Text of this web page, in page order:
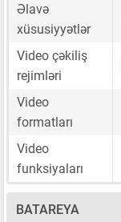
Əlavə
xüsusiyyətlər
Video çəkiliş
rejimləri
Video
formatları
Video
funksiyaları
BATAREYA